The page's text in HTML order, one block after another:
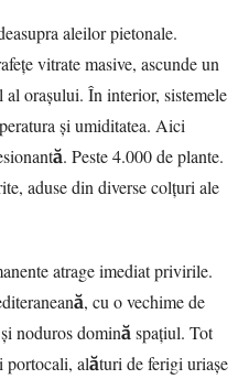
aleilor pietonale.
vitrate masive, ascunde un
orașului. În interior, sistemele
și umiditatea. Aici
Peste 4.000 de plante.
aduse din diverse colțuri ale
atrage imediat privirile.
cu o vechime de
noduros domină spațiul. Tot
portocali, alături de ferigi uriașe